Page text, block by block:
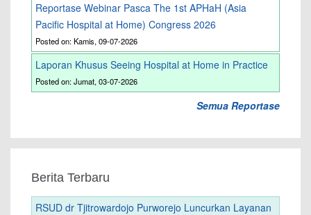
Reportase Webinar Pasca The 1st APHaH (Asia
Pacific Hospital at Home) Congress 2026
Posted on: Kamis, 09-07-2026
Laporan Khusus Seeing Hospital at Home in Practice
Posted on: Jumat, 03-07-2026
Semua Reportase
Berita Terbaru
RSUD dr Tjitrowardojo Purworejo Luncurkan Layanan